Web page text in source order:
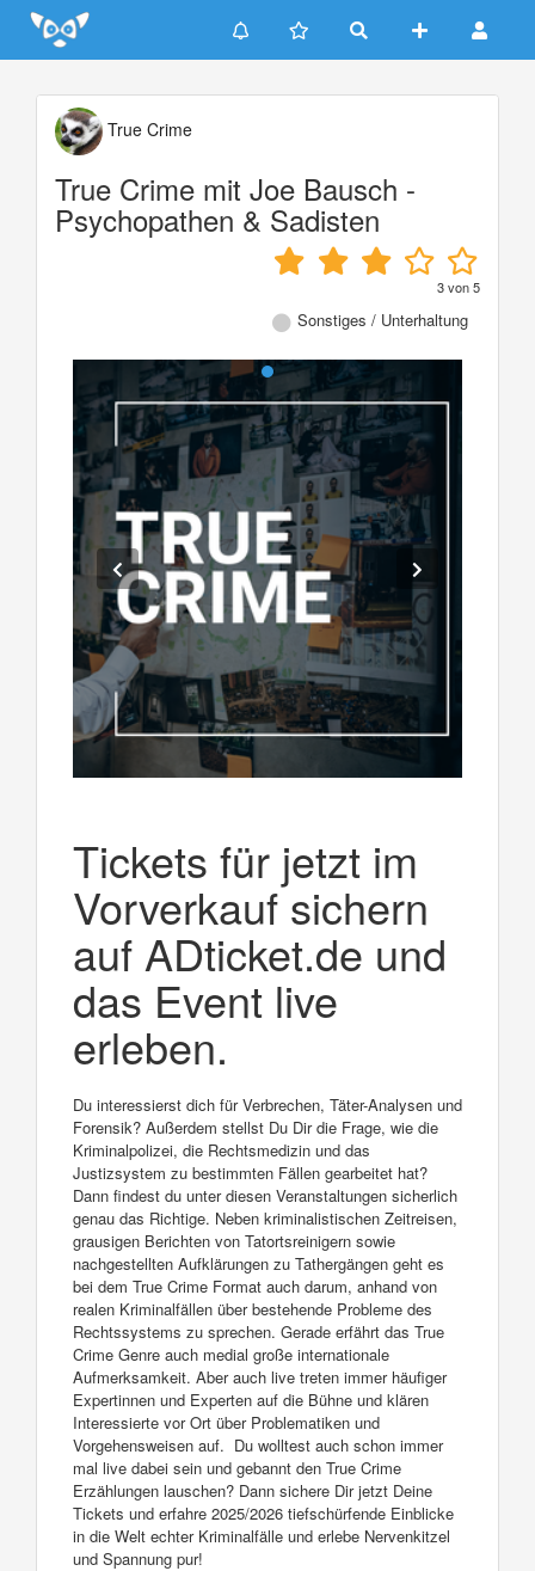
Update cookies preferences
True Crime
True Crime mit Joe Bausch -
Psychopathen & Sadisten
3von5
Sonstiges / Unterhaltung
Tickets für jetzt im
Vorverkauf sichern
auf ADticket.de und
das Event live
erleben.
Du interessierst dich für Verbrechen, Täter-Analysen und
Forensik? Außerdem stellst Du Dir die Frage, wie die
Kriminalpolizei, die Rechtsmedizin und das
Justizsystem zu bestimmten Fällen gearbeitet hat?
Dann findest du unter diesen Veranstaltungen sicherlich
genau das Richtige. Neben kriminalistischen Zeitreisen,
grausigen Berichten von Tatortsreinigern sowie
nachgestellten Aufklärungen zu Tathergängen geht es
bei dem True Crime Format auch darum, anhand von
realen Kriminalfällen über bestehende Probleme des
Rechtssystems zu sprechen. Gerade erfährt das True
Crime Genre auch medial große internationale
Aufmerksamkeit. Aber auch live treten immer häufiger
Expertinnen und Experten auf die Bühne und klären
Interessierte vor Ort über Problematiken und
Vorgehensweisen auf. Du wolltest auch schon immer
mal live dabei sein und gebannt den True Crime
Erzählungen lauschen? Dann sichere Dir jetzt Deine
Tickets und erfahre 2025/2026 tiefschürfende Einblicke
in die Welt echter Kriminalfälle und erlebe Nervenkitzel
und Spannung pur!